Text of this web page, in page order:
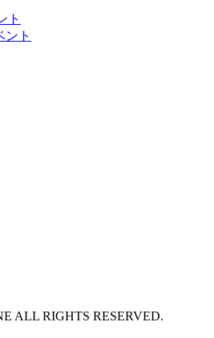
ト
ント
ALL RIGHTS RESERVED.